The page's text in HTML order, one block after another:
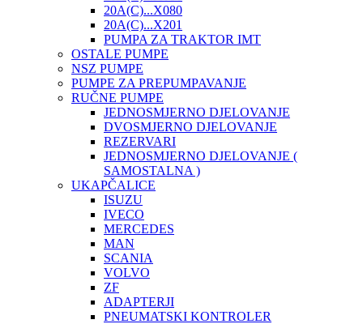
20A(C)...X080
20A(C)...X201
PUMPA ZA TRAKTOR IMT
OSTALE PUMPE
NSZ PUMPE
PUMPE ZA PREPUMPAVANJE
RUČNE PUMPE
JEDNOSMJERNO DJELOVANJE
DVOSMJERNO DJELOVANJE
REZERVARI
JEDNOSMJERNO DJELOVANJE (
SAMOSTALNA )
UKAPČALICE
ISUZU
IVECO
MERCEDES
MAN
SCANIA
VOLVO
ZF
ADAPTERJI
PNEUMATSKI KONTROLER